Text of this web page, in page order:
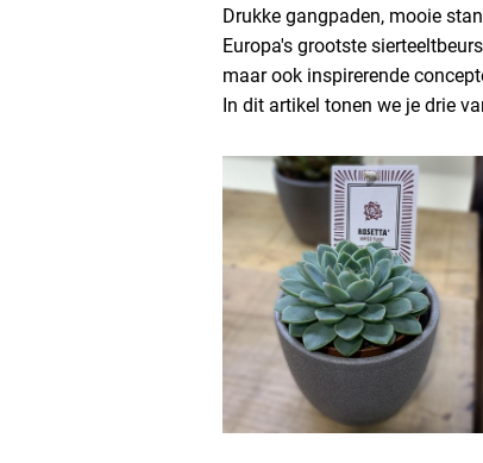
Drukke gangpaden, mooie
Europa's grootste
maar ook inspirerende
In dit artikel tonen we je drie